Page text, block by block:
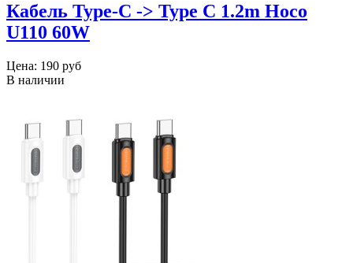
Кабель Type-C -> Type C 1.2m Hoco
U110 60W
Цена: 190 руб
В наличии